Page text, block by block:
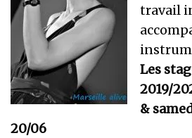
travail
Les
2019/
&
20/06